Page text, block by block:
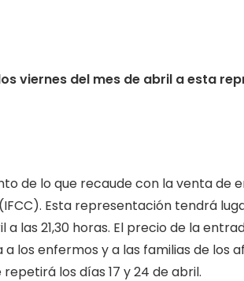
viernes del mes de abril a esta
de lo que recaude con la venta de
Esta representación tendrá
21,30 horas. El precio de la
los enfermos y a las familias de los
repetirá los días 17 y 24 de abril.